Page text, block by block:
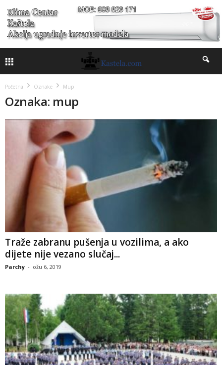
Početna Oznake Mup
Oznaka: mup
Traže zabranu pušenja u vozilima, a ako
dijete nije vezano slučaj...
Parchy - ožu 6, 2019